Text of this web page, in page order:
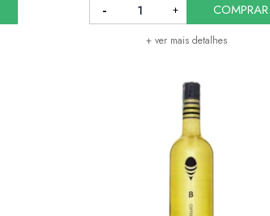
+ ver mais detalhes
COMPRAR